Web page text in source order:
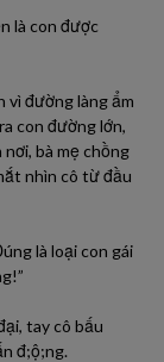
là con được
vì đường làng ẩm
con đường lớn,
bà mẹ chồng
nhìn cô từ đầu
là loại con gái
tay cô bấu
đ;ộ;ng.